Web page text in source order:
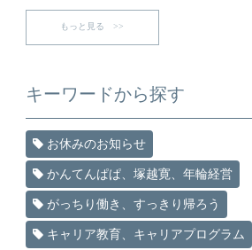
もっと見る >>
キーワードから探す
お休みのお知らせ
かんてんぱぱ、塚越寛、年輪経営
がっちり働き、すっきり帰ろう
キャリア教育、キャリアプログラム